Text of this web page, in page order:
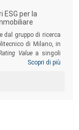
per la
dal gruppo di ricerca
di Milano, in
Valuea singoli
d’uso (nello
dei progetti di
Scopri di più